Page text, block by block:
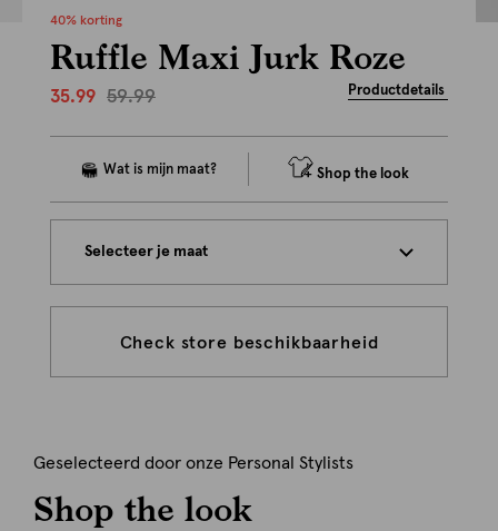
40% korting
Ruffle Maxi Jurk Roze
35.99 59.99 Productdetails
Shop the look
Selecteer je maat
Check store beschikbaarheid
Geselecteerd door onze Personal Stylists
Shop the look